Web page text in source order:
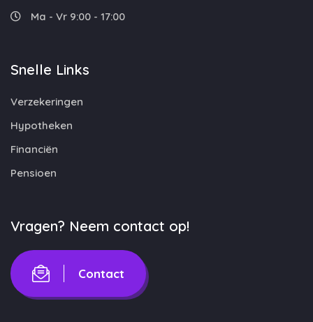
Ma - Vr 9:00 - 17:00
Snelle Links
Verzekeringen
Hypotheken
Financiën
Pensioen
Vragen? Neem contact op!
Contact